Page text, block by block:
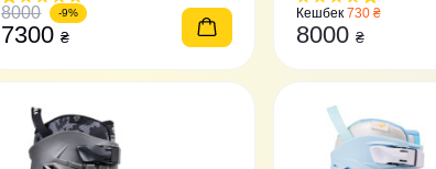
8000 -9%
7300₴
Кешбек 730 ₴
8000 ₴